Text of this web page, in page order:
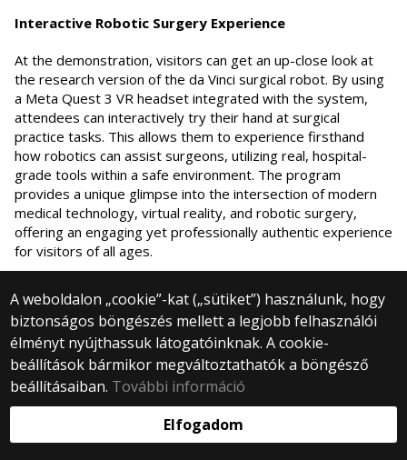
Interactive Robotic Surgery Experience
At the demonstration, visitors can get an up-close look at
the research version of the da Vinci surgical robot. By using
a Meta Quest 3 VR headset integrated with the system,
attendees can interactively try their hand at surgical
practice tasks. This allows them to experience firsthand
how robotics can assist surgeons, utilizing real, hospital-
grade tools within a safe environment. The program
provides a unique glimpse into the intersection of modern
medical technology, virtual reality, and robotic surgery,
offering an engaging yet professionally authentic experience
for visitors of all ages.
A weboldalon „cookie”-kat („sütiket”) használunk, hogy
biztonságos böngészés mellett a legjobb felhasználói
élményt nyújthassuk látogatóinknak. A cookie-
beállítások bármikor megváltoztathatók a böngésző
beállításaiban. További információ
Elfogadom